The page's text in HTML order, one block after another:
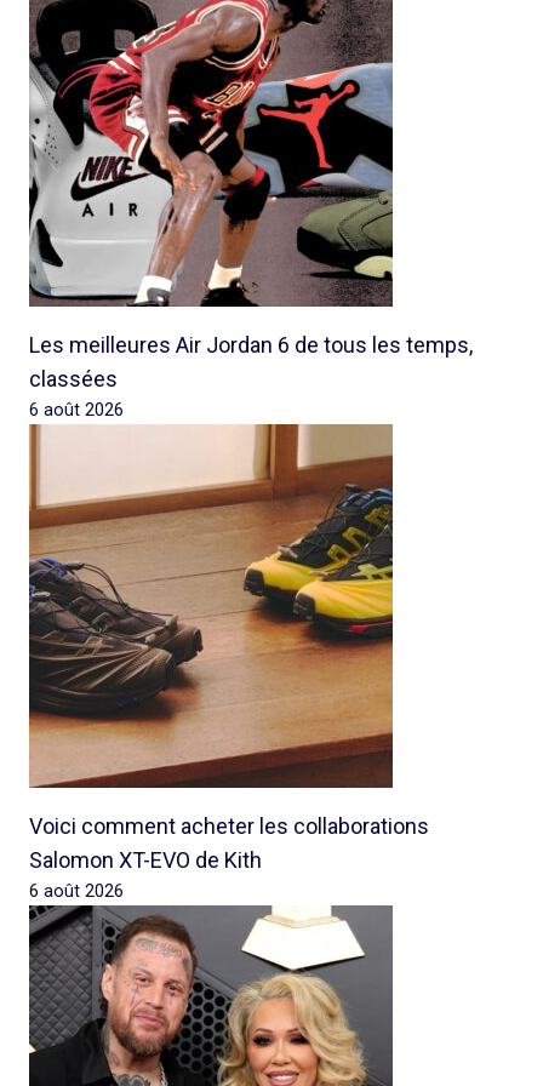
Les meilleures Air Jordan 6 de tous les temps,
classées
6 août 2026
Voici comment acheter les collaborations
Salomon XT-EVO de Kith
6 août 2026